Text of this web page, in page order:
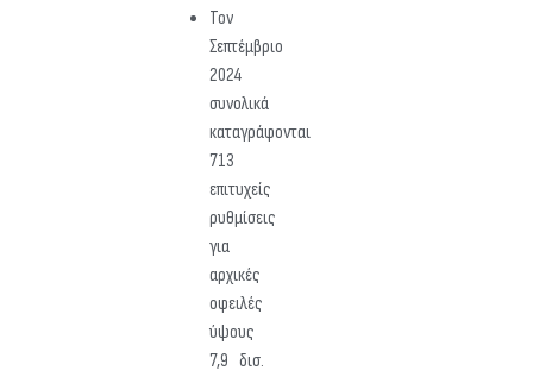
Τον
Σεπτέμβριο
2024
συνολικά
καταγράφονται
713
επιτυχείς
ρυθμίσεις
για
αρχικές
οφειλές
ύψους
7,9 δισ.